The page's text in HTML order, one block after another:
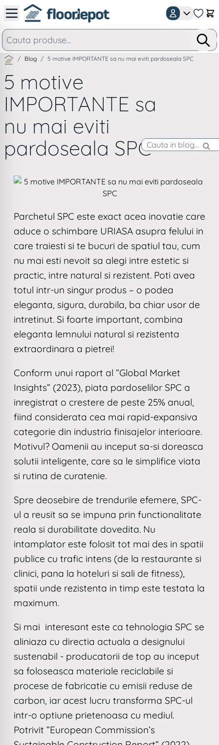
Mergeti la Continut
/ Blog / 5 motive IMPORTANTE sa nu mai eviti pardoseala SPC
5 motive
IMPORTANTE sa
nu mai eviti
pardoseala SPC
Parchetul SPC este exact acea inovatie care
aduce o schimbare URIASA asupra felului in
care traiesti si te bucuri de spatiul tau, cum
nu mai esti nevoit sa alegi intre estetic si
practic, intre natural si rezistent. Poti avea
totul intr-un singur produs – o podea
eleganta, sigura, durabila, ba chiar usor de
intretinut. Si foarte important, combina
eleganta lemnului natural si rezistenta
extraordinara a pietrei!
Conform unui raport al ”Global Market
Insights” (2023), piata pardoselilor SPC a
inregistrat o crestere de peste 25% anual,
fiind considerata cea mai rapid-expansiva
categorie din industria finisajelor interioare.
Motivul? Oamenii au inceput sa-si doreasca
solutii inteligente, care sa le simplifice viata
si rutina de curatenie.
Spre deosebire de trendurile efemere, SPC-
ul a reusit sa se impuna prin functionalitate
reala si durabilitate dovedita. Nu
intamplator este folosit tot mai des in spatii
publice cu trafic intens (de la restaurante si
clinici, pana la hoteluri si sali de fitness),
spatii unde rezistenta in timp este testata la
maximum.
Si mai interesant este ca tehnologia SPC se
aliniaza cu directia actuala a designului
sustenabil - producatorii de top au inceput
sa foloseasca materiale reciclabile si
procese de fabricatie cu emisii reduse de
carbon, iar acest lucru transforma SPC-ul
intr-o optiune prietenoasa cu mediul.
Potrivit ”European Commission’s